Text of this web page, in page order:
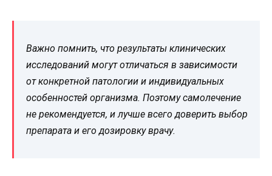
Важно помнить, что результаты клинических
исследований могут отличаться в зависимости
от конкретной патологии и индивидуальных
особенностей организма. Поэтому самолечение
не рекомендуется, и лучше всего доверить выбор
препарата и его дозировку врачу.